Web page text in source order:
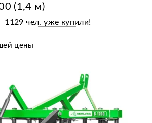
(1,4 м)
1129 чел. уже купили!
цены